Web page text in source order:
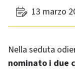
13 marzo
Nella seduta
nominato i due